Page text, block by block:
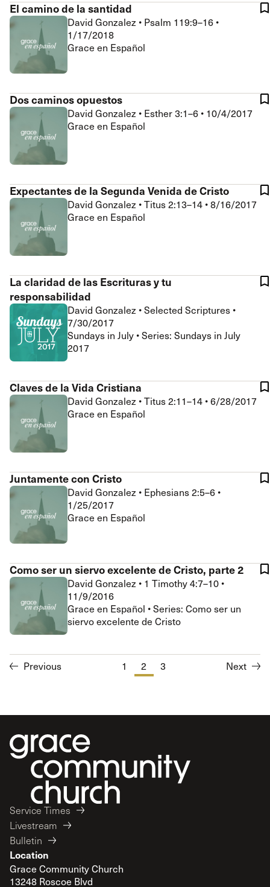
El camino de la santidad
David Gonzalez • Psalm 119:9–16 •
1/17/2018
Grace en Español
Dos caminos opuestos
David Gonzalez • Esther 3:1–6 • 10/4/2017
Grace en Español
Expectantes de la Segunda Venida de Cristo
David Gonzalez •Titus 2:13–14 •8/16/2017
Grace en Español
La claridad de las Escrituras y tu
responsabilidad
David Gonzalez •Selected Scriptures •
7/30/2017
Sundays in July • Series: Sundays in July
2017
Claves de la Vida Cristiana
David Gonzalez •Titus 2:11–14 •6/28/2017
Grace en Español
Juntamente con Cristo
David Gonzalez • Ephesians 2:5–6 •
1/25/2017
Grace en Español
Como ser un siervo excelente de Cristo, parte 2
David Gonzalez • 1 Timothy 4:7–10 •
11/9/2016
Grace en Español • Series: Como ser un
siervo excelente de Cristo
Previous 1 2 3 Next
Service Times
Livestream
Bulletin
Location
Grace Community Church
13248 Roscoe Blvd